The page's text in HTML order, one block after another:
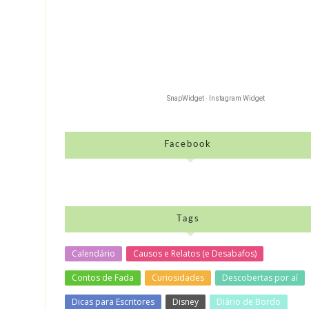
SnapWidget · Instagram Widget
Facebook
Tags
Calendário Causos e Relatos (e Desabafos)
Contos de Fada Curiosidades Descobertas por aí
Dicas para Escritores Disney Diário de Bordo